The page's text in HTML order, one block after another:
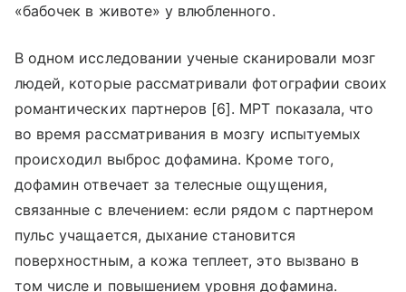
«бабочек в животе» у влюбленного.
В одном исследовании ученые сканировали мозг
людей, которые рассматривали фотографии своих
романтических партнеров [6]. МРТ показала, что
во время рассматривания в мозгу испытуемых
происходил выброс дофамина. Кроме того,
дофамин отвечает за телесные ощущения,
связанные с влечением: если рядом с партнером
пульс учащается, дыхание становится
поверхностным, а кожа теплеет, это вызвано в
том числе и повышением уровня дофамина.